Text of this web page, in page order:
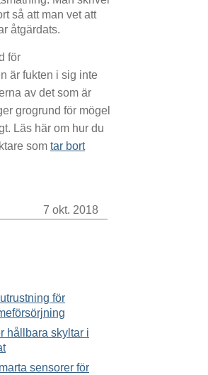
så att man vet att
åtgärdats.
för
är fukten i sig inte
av det som är
grogrund för mögel
Läs här om hur du
som tar bort
7 okt. 2018
för
hållbara skyltar i
sensorer för